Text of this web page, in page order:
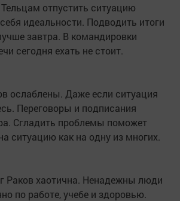
отпустить ситуацию
идеальности. Подводить итоги
завтра. В командировки
сегодня ехать не стоит.
ослаблены. Даже если ситуация
Переговоры и подписания
Сгладить проблемы поможет
ситуацию как на одну из многих.
Раков хаотична. Ненадежны люди
по работе, учебе и здоровью.